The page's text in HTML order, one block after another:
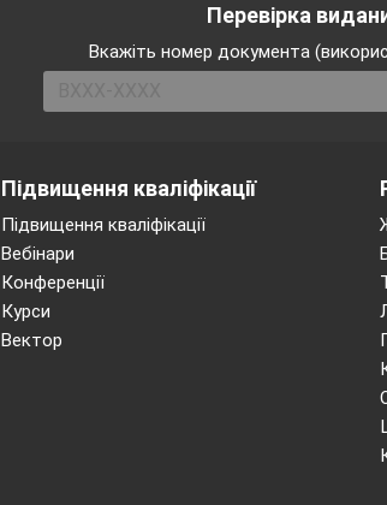
Перевірка
Вкажіть номер документа
Підвищення кваліфікації
Підвищення кваліфікації
Вебінари
Конференції
Курси
Вектор